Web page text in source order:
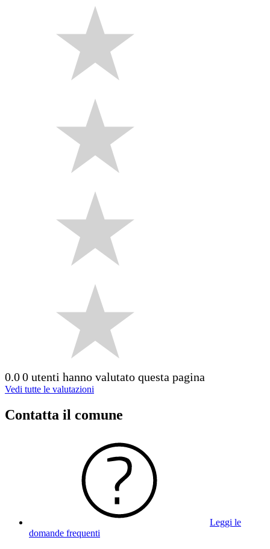
0.00 utenti hanno valutato questa pagina
Vedi tutte le valutazioni
Contatta il comune
Leggi le
domande frequenti